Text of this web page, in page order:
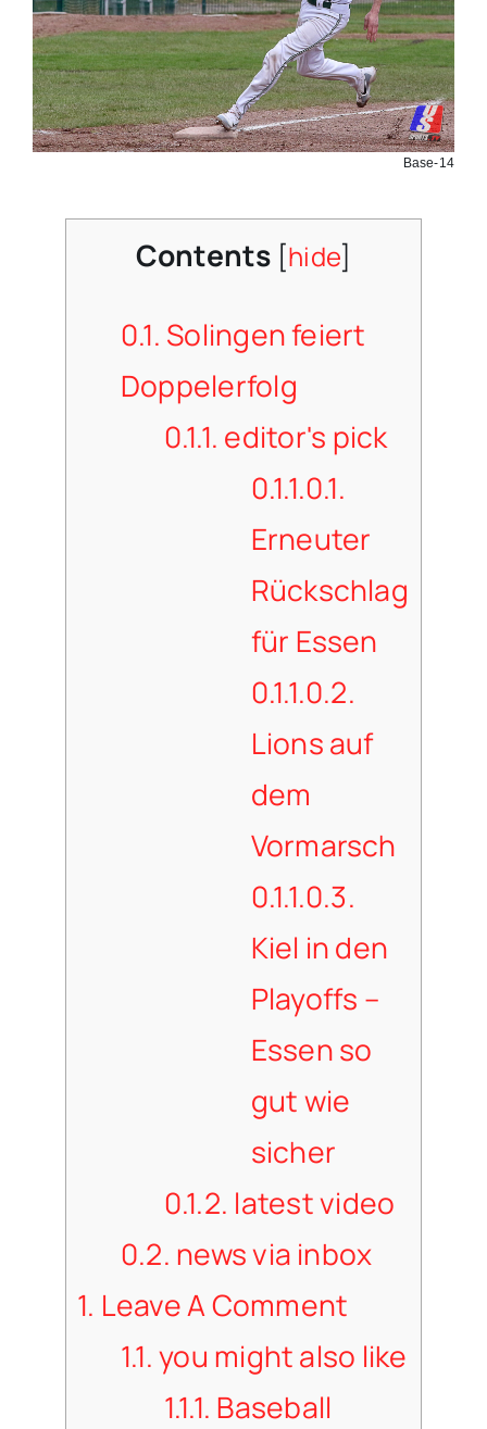
Base-14
Contents [hide]
0.1. Solingen feiert
Doppelerfolg
0.1.1. editor's pick
0.1.1.0.1.
Erneuter
Rückschlag
für Essen
0.1.1.0.2.
Lions auf
dem
Vormarsch
0.1.1.0.3.
Kiel in den
Playoffs –
Essen so
gut wie
sicher
0.1.2. latest video
0.2. news via inbox
1. Leave A Comment
1.1.you might also like
1.1.1. Baseball